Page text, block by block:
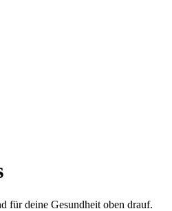
für deine Gesundheit oben drauf.